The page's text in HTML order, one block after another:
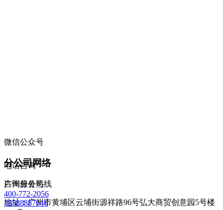
微信公众号
分公司网络
广州分公司
地址：广州市黄埔区云埔街源祥路96号弘大商贸创意园5号楼
电话咨询
咨询服务热线
400-772-2056
18588887646